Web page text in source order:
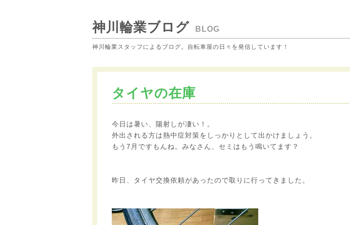
神川輪業ブログ BLOG
神川輪業スタッフによるブログ。自転車屋の日々を発信しています！
タイヤの在庫
今日は暑い、陽射しが凄い！。
外出される方は熱中症対策をしっかりとして出かけましょう。
もう7月ですもんね。みなさん、セミはもう鳴いてます？
昨日、タイヤ交換依頼があったので取りに行ってきました。